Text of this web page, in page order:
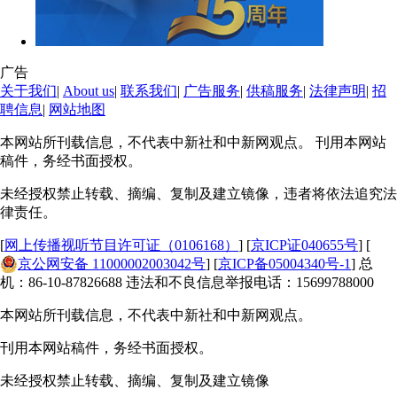
广告
关于我们| About us| 联系我们| 广告服务| 供稿服务| 法律声明| 招
聘信息| 网站地图
本网站所刊载信息，不代表中新社和中新网观点。 刊用本网站
稿件，务经书面授权。
未经授权禁止转载、摘编、复制及建立镜像，违者将依法追究法
律责任。
[网上传播视听节目许可证（0106168） ] [京ICP证040655号] [
京公网安备 11000002003042号] [京ICP备05004340号-1] 总
机：86-10-87826688 违法和不良信息举报电话：15699788000
本网站所刊载信息，不代表中新社和中新网观点。
刊用本网站稿件，务经书面授权。
未经授权禁止转载、摘编、复制及建立镜像